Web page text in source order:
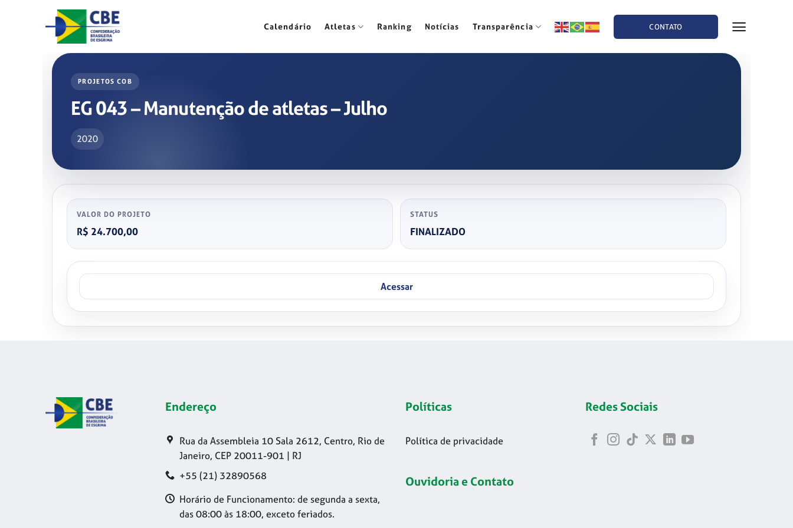
Calendário Atletas Ranking Notícias Transparência CONTATO
PROJETOS COB
EG 043 – Manutenção de atletas – Julho
2020
VALOR DO PROJETO
R$ 24.700,00
STATUS
FINALIZADO
Acessar
Endereço
Rua da Assembleia 10 Sala 2612, Centro, Rio de
Janeiro, CEP 20011-901 | RJ
+55 (21) 32890568
Horário de Funcionamento: de segunda a sexta,
das 08:00 às 18:00, exceto feriados.
Políticas
Política de privacidade
Ouvidoria e Contato
Redes Sociais